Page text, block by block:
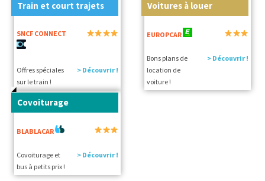
Train et court trajets
SNCF CONNECT
Offres spéciales
sur le train !
> Découvrir !
Voitures à louer
EUROPCAR
Bons plans de
location de
voiture !
> Découvrir !
Covoiturage
BLABLACAR
Covoiturage et
bus à petits prix !
> Découvrir !